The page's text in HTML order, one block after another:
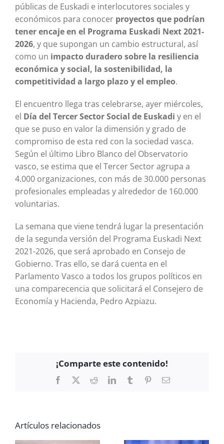
públicas de Euskadi e interlocutores sociales y
económicos para conocer proyectos que podrían
tener encaje en el Programa Euskadi Next 2021-
2026, y que supongan un cambio estructural, así
como un impacto duradero sobre la resiliencia
económica y social, la sostenibilidad, la
competitividad a largo plazo y el empleo.
El encuentro llega tras celebrarse, ayer miércoles,
el Día del Tercer Sector Social de Euskadi y en el
que se puso en valor la dimensión y grado de
compromiso de esta red con la sociedad vasca.
Según el último Libro Blanco del Observatorio
vasco, se estima que el Tercer Sector agrupa a
4.000 organizaciones, con más de 30.000 personas
profesionales empleadas y alrededor de 160.000
voluntarias.
La semana que viene tendrá lugar la presentación
de la segunda versión del Programa Euskadi Next
2021-2026, que será aprobado en Consejo de
Gobierno. Tras ello, se dará cuenta en el
Parlamento Vasco a todos los grupos políticos en
una comparecencia que solicitará el Consejero de
Economía y Hacienda, Pedro Azpiazu.
¡Comparte este contenido!
Facebook RedditLinkedInTumblr PinterestCorreo
Artículos relacionados